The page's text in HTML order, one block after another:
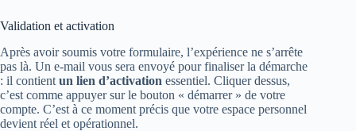
Validation et activation
Après avoir soumis votre formulaire, l’expérience ne s’arrête
pas là. Un e-mail vous sera envoyé pour finaliser la démarche
: il contient un lien d’activation essentiel. Cliquer dessus,
c’est comme appuyer sur le bouton « démarrer » de votre
compte. C’est à ce moment précis que votre espace personnel
devient réel et opérationnel.